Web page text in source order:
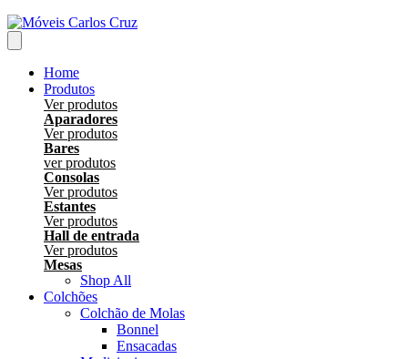
Home
Produtos
Ver produtos
Aparadores
Ver produtos
Bares
ver produtos
Consolas
Ver produtos
Estantes
Ver produtos
Hall de entrada
Ver produtos
Mesas
Shop All
Colchões
Colchão de Molas
Bonnel
Ensacadas